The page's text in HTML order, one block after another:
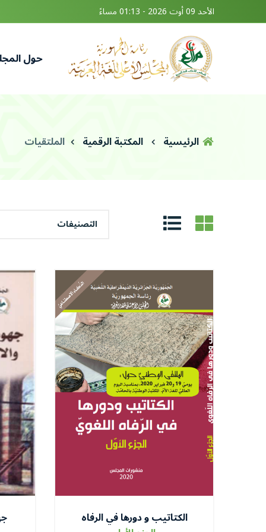
الأحد 09 أوت 2026 - 01:13 مساءً
حول
الرئيسية المكتبة الرقمية الملتقيات
التصنيفات
الكتاتيب و دورها في الرفاه